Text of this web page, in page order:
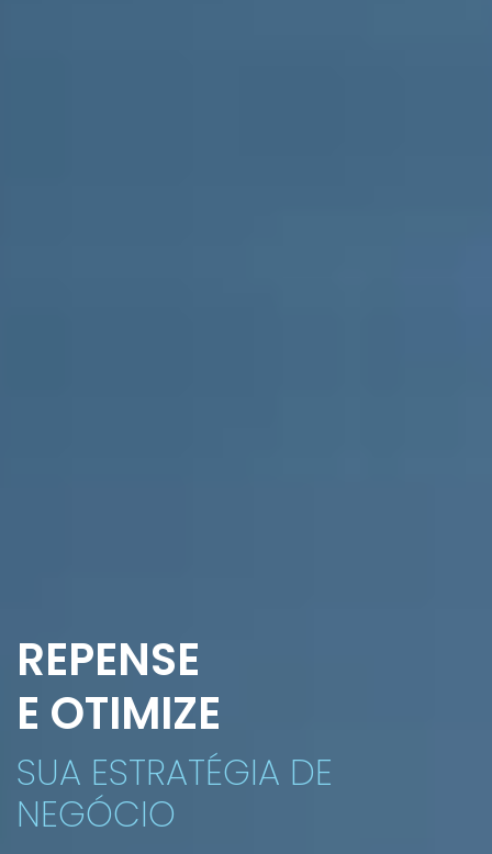
REPENSE
E OTIMIZE
SUA ESTRATÉGIA DE
NEGÓCIO